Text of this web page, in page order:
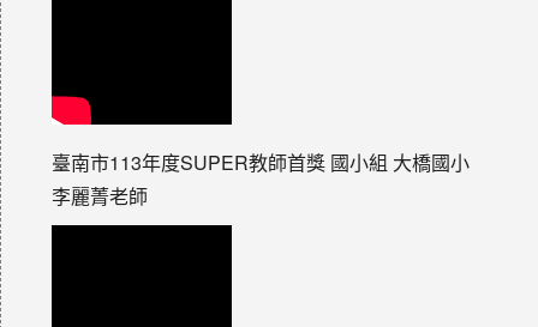
臺南市113年度SUPER教師首獎 國小組 大橋國小
李麗菁老師